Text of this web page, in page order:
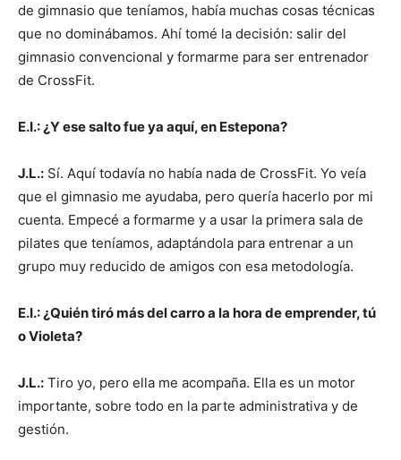
de gimnasio que teníamos, había muchas cosas técnicas
que no dominábamos. Ahí tomé la decisión: salir del
gimnasio convencional y formarme para ser entrenador
de CrossFit.
E.I.: ¿Y ese salto fue ya aquí, en Estepona?
J.L.: Sí. Aquí todavía no había nada de CrossFit. Yo veía
que el gimnasio me ayudaba, pero quería hacerlo por mi
cuenta. Empecé a formarme y a usar la primera sala de
pilates que teníamos, adaptándola para entrenar a un
grupo muy reducido de amigos con esa metodología.
E.I.: ¿Quién tiró más del carro a la hora de emprender, tú
o Violeta?
J.L.: Tiro yo, pero ella me acompaña. Ella es un motor
importante, sobre todo en la parte administrativa y de
gestión.